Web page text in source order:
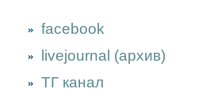
facebook
livejournal (архив)
ТГ канал